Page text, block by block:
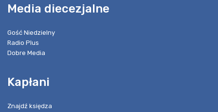
Media diecezjalne
Gość Niedzielny
Radio Plus
Dobre Media
Kapłani
Znajdź księdza